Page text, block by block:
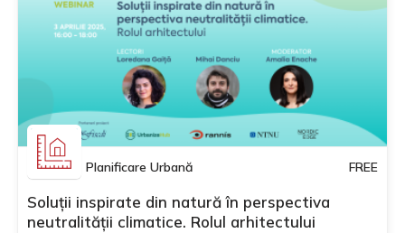
Planificare Urbană FREE
Soluții inspirate din natură în perspectiva
neutralității climatice. Rolul arhitectului